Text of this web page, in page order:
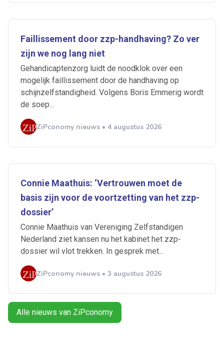
Faillissement door zzp-handhaving? Zo ver
zijn we nog lang niet
Gehandicaptenzorg luidt de noodklok over een
mogelijk faillissement door de handhaving op
schijnzelfstandigheid. Volgens Boris Emmerig wordt
de soep...
ZiPconomy nieuws • 4 augustus 2026
Connie Maathuis: ‘Vertrouwen moet de
basis zijn voor de voortzetting van het zzp-
dossier’
Connie Maathuis van Vereniging Zelfstandigen
Nederland ziet kansen nu het kabinet het zzp-
dossier wil vlot trekken. In gesprek met...
ZiPconomy nieuws • 3 augustus 2026
Alle nieuws van ZiPconomy
Ontvang vacatures direct in
je mailbox
Alerts ontvangen
Alles
Doorzaam
Flexmarkt Flexnieuws
NBBU
Normering Arbeid
ZiPconomy